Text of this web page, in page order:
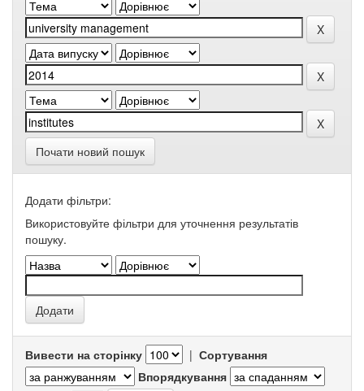
Почати новий пошук
Додати фільтри:
Використовуйте фільтри для уточнення результатів
пошуку.
Вивести на сторінку | Сортування
Впорядкування